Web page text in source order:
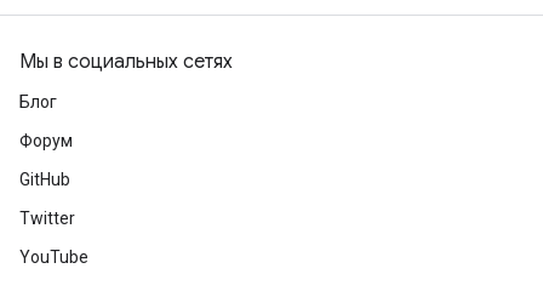
Мы в социальных сетях
Блог
Форум
GitHub
Twitter
YouTube